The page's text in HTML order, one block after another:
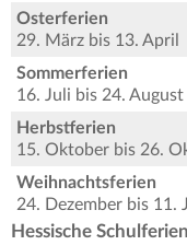
Osterferien
29. März bis 13. April
Sommerferien
16. Juli bis 24. August
Herbstferien
15. Oktober bis 26.
Weihnachtsferien
24. Dezember bis 11.
Hessische